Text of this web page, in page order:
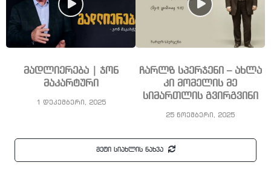
მადლიერება | ჯონ
მაკარტური
1 დეკემბერი, 2025
ჩარლზ სპერჯენი – ახლა
კი მომელის მე
სიმართლის გვირგვინი
25 ნოემბერი, 2025
მეტი სიახლის ნახვა